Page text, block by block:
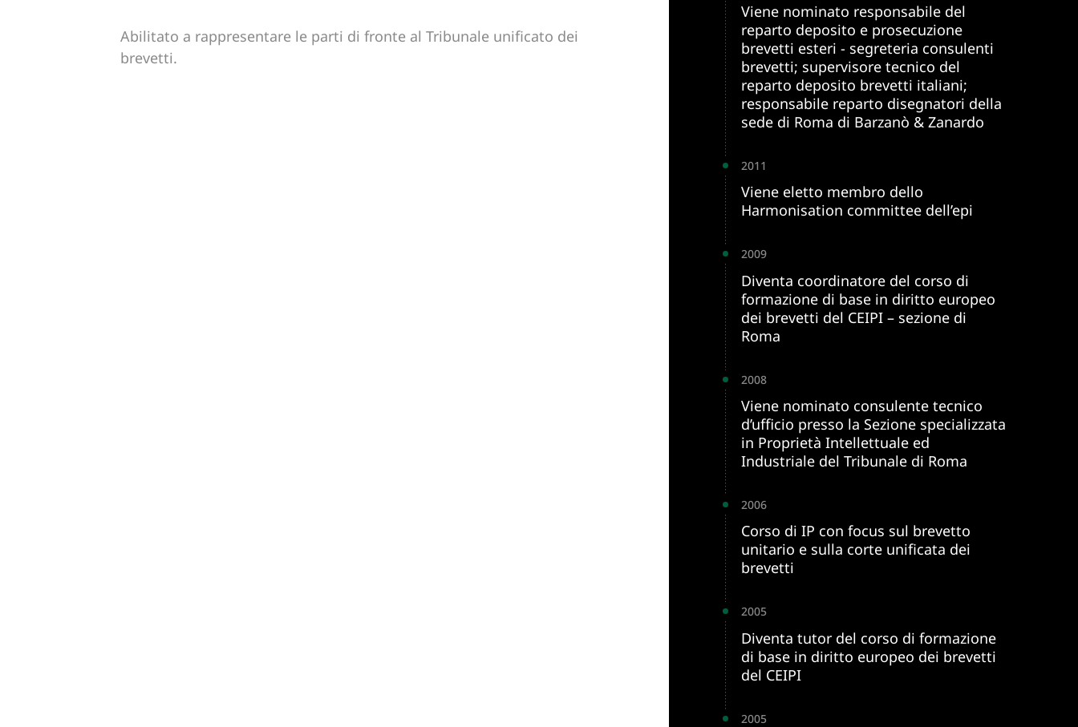
Abilitato a rappresentare le parti di fronte al Tribunale unificato dei
brevetti.
Viene nominato responsabile del
reparto deposito e prosecuzione
brevetti esteri - segreteria consulenti
brevetti; supervisore tecnico del
reparto deposito brevetti italiani;
responsabile reparto disegnatori della
sede di Roma di Barzanò & Zanardo
2011
Viene eletto membro dello
Harmonisation committee dell’epi
2009
Diventa coordinatore del corso di
formazione di base in diritto europeo
dei brevetti del CEIPI – sezione di
Roma
2008
Viene nominato consulente tecnico
d’ufficio presso la Sezione specializzata
in Proprietà Intellettuale ed
Industriale del Tribunale di Roma
2006
Corso di IP con focus sul brevetto
unitario e sulla corte unificata dei
brevetti
2005
Diventa tutor del corso di formazione
di base in diritto europeo dei brevetti
del CEIPI
2005